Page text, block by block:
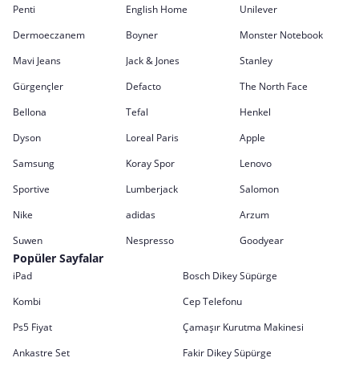
Penti English Home
Unilever
Dermoeczanem
Boyner
Monster Notebook
Mavi Jeans
Jack & Jones
Stanley
Gürgençler
Defacto
The North Face
Bellona
Tefal
Henkel
Dyson
Loreal Paris
Apple
Samsung
Koray Spor
Lenovo
Sportive
Lumberjack
Salomon
Nike
adidas
Arzum
Suwen
Nespresso Goodyear
Popüler Sayfalar
iPad
Bosch Dikey Süpürge
Kombi
Cep Telefonu
Ps5 Fiyat
Çamaşır Kurutma Makinesi
Ankastre Set
Fakir Dikey Süpürge